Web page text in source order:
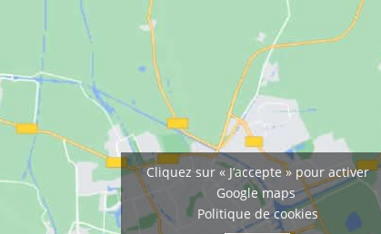
Cliquez sur « J’accepte » pour activer
Google maps
Politique de cookies